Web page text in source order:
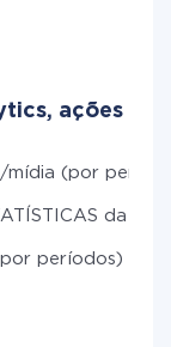
ações
mídia (por
da
períodos)